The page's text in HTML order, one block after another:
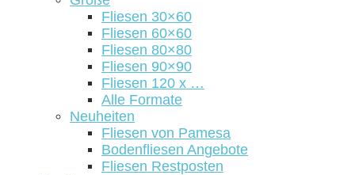
Fliesen 30×60
Fliesen 60×60
Fliesen 80×80
Fliesen 90×90
Fliesen 120 x …
Alle Formate
Neuheiten
Fliesen von Pamesa
Bodenfliesen Angebote
Fliesen Restposten